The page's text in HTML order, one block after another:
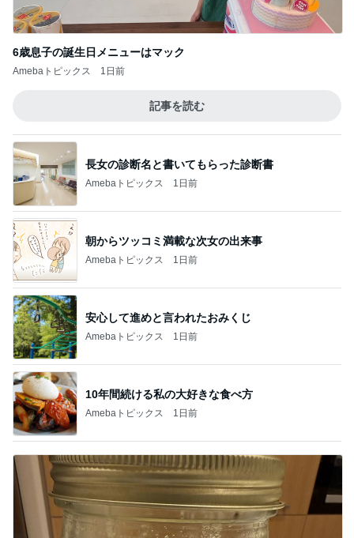
6歳息子の誕生日メニューはマック
Amebaトピックス 1日前
記事を読む
長女の診断名と書いてもらった診断書
Amebaトピックス 1日前
朝からツッコミ満載な次女の出来事
Amebaトピックス 1日前
安心して進めと言われたおみくじ
Amebaトピックス 1日前
10年間続ける私の大好きな食べ方
Amebaトピックス 1日前